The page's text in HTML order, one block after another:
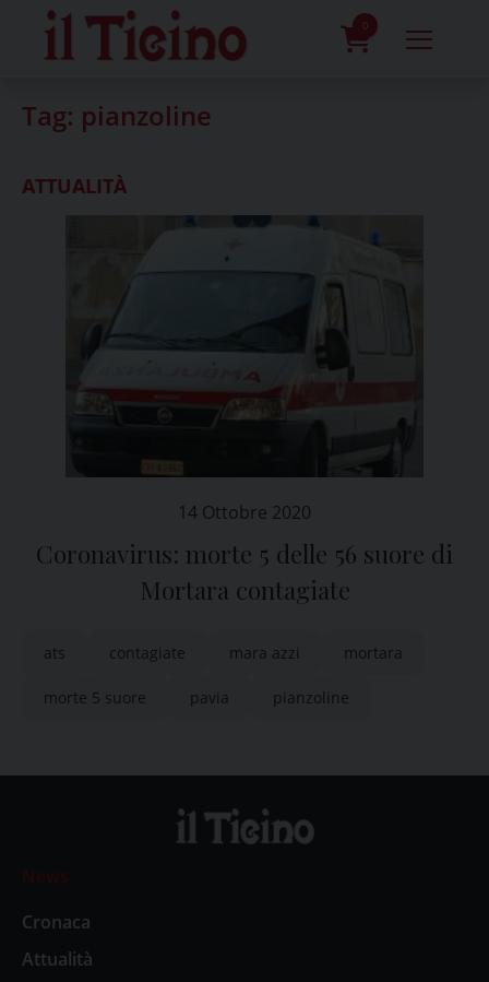
content
0
Tag: pianzoline
ATTUALITÀ
14 Ottobre 2020
Coronavirus: morte 5 delle 56 suore di
Mortara contagiate
ats contagiate mara azzi mortara
morte 5 suore pavia pianzoline
News
Cronaca
Attualità